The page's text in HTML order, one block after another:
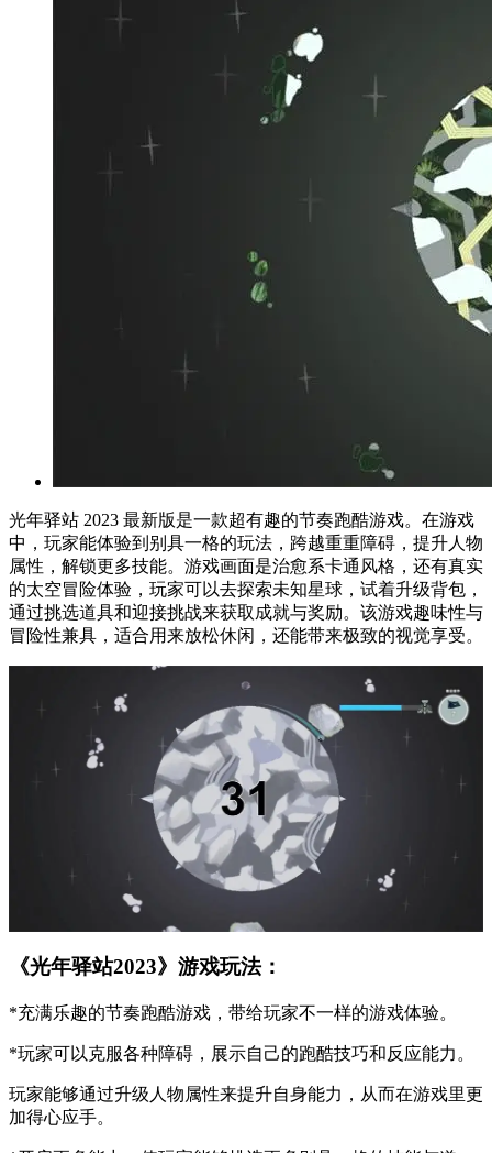
光年驿站 2023 最新版是一款超有趣的节奏跑酷游戏。在游戏
中，玩家能体验到别具一格的玩法，跨越重重障碍，提升人物
属性，解锁更多技能。游戏画面是治愈系卡通风格，还有真实
的太空冒险体验，玩家可以去探索未知星球，试着升级背包，
通过挑选道具和迎接挑战来获取成就与奖励。该游戏趣味性与
冒险性兼具，适合用来放松休闲，还能带来极致的视觉享受。
《光年驿站2023》游戏玩法：
*充满乐趣的节奏跑酷游戏，带给玩家不一样的游戏体验。
*玩家可以克服各种障碍，展示自己的跑酷技巧和反应能力。
玩家能够通过升级人物属性来提升自身能力，从而在游戏里更
加得心应手。